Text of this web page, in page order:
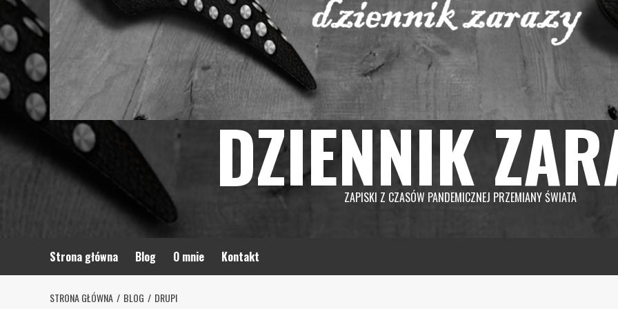
DZIENNIK
ZAPISKI Z CZASÓW PANDEMICZNEJ PRZEMIANY ŚWIATA
Strona główna Blog O mnie Kontakt
STRONA GŁÓWNA BLOG DRUPI